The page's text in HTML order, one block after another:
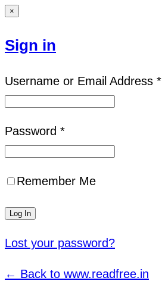
×
Sign in
Username or Email Address *
Password *
Remember Me
Lost your password?
← Back to www.readfree.in